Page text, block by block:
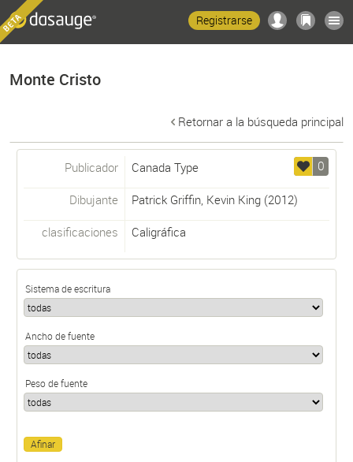
Registrarse
Monte Cristo
Retornar a la búsqueda principal
0
Publicador Canada Type
Dibujante Patrick Griffin, Kevin King(2012)
clasificaciones Caligráfica
Sistema de escritura
Ancho de fuente
Peso de fuente